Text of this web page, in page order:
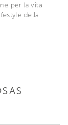
per la vita
della